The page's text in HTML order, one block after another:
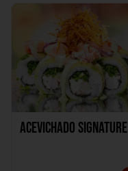
ACEVICHADO SIGNATURE